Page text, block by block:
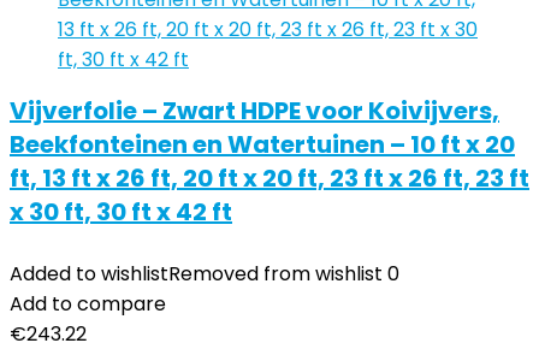
Vijverfolie – Zwart HDPE voor Koivijvers,
Beekfonteinen en Watertuinen – 10 ft x 20
ft, 13 ft x 26 ft, 20 ft x 20 ft, 23 ft x 26 ft, 23 ft
x 30 ft, 30 ft x 42 ft
Added to wishlistRemoved from wishlist 0
Add to compare
€243.22